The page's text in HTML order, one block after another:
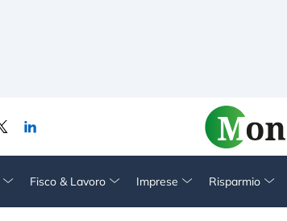
Fisco & Lavoro Imprese Risparmio